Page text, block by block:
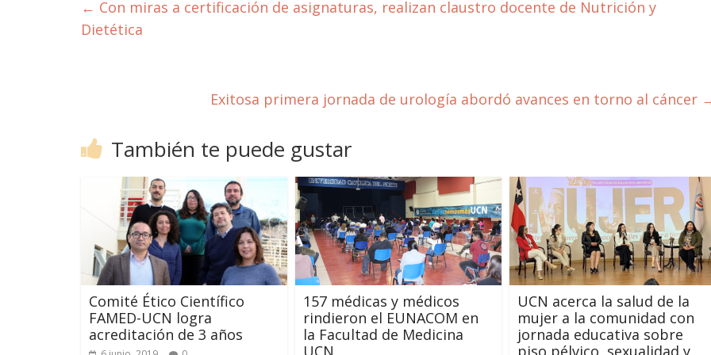
← Con miras a certificación de asignaturas, realizan claustro docente de Nutrición y
Dietética
Exitosa primera jornada de urología abordó avances en torno al cáncer
También te puede gustar
Comité Ético Científico
FAMED-UCN logra
acreditación de 3 años
157 médicas y médicos
rindieron el EUNACOM en
la Facultad de Medicina
UCN
UCN acerca la salud de la
mujer a la comunidad con
jornada educativa sobre
piso pélvico, sexualidad y